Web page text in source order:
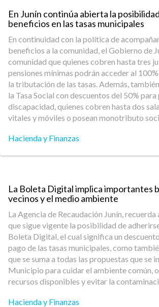
En Junín continúa abierta la
beneficios en las tasas municipales
En continuidad con la política de
beneficios a la comunidad, el Gobierno de
comunidad que quienes cobren hasta tres
pensiones mínimas podrán acceder al
la tributación de las tasas. Además,
la Tasa Social con descuentos del 50% para
discapacidad, quienes cobren hasta dos
vitales y móviles o posean monotributo
Hacienda y Finanzas
La Boleta Digital implica importantes
vecinos y el medio ambiente
La Agencia de Recaudación Junín, recuerda
que sigue vigente la posibilidad de
Boleta Digital, el cual significa un
pago de las tasas municipales, como
que se suma a todas las propuestas que se
Municipio para cuidar el ambiente común,
recursos disponibles y evitar la
Hacienda y Finanzas